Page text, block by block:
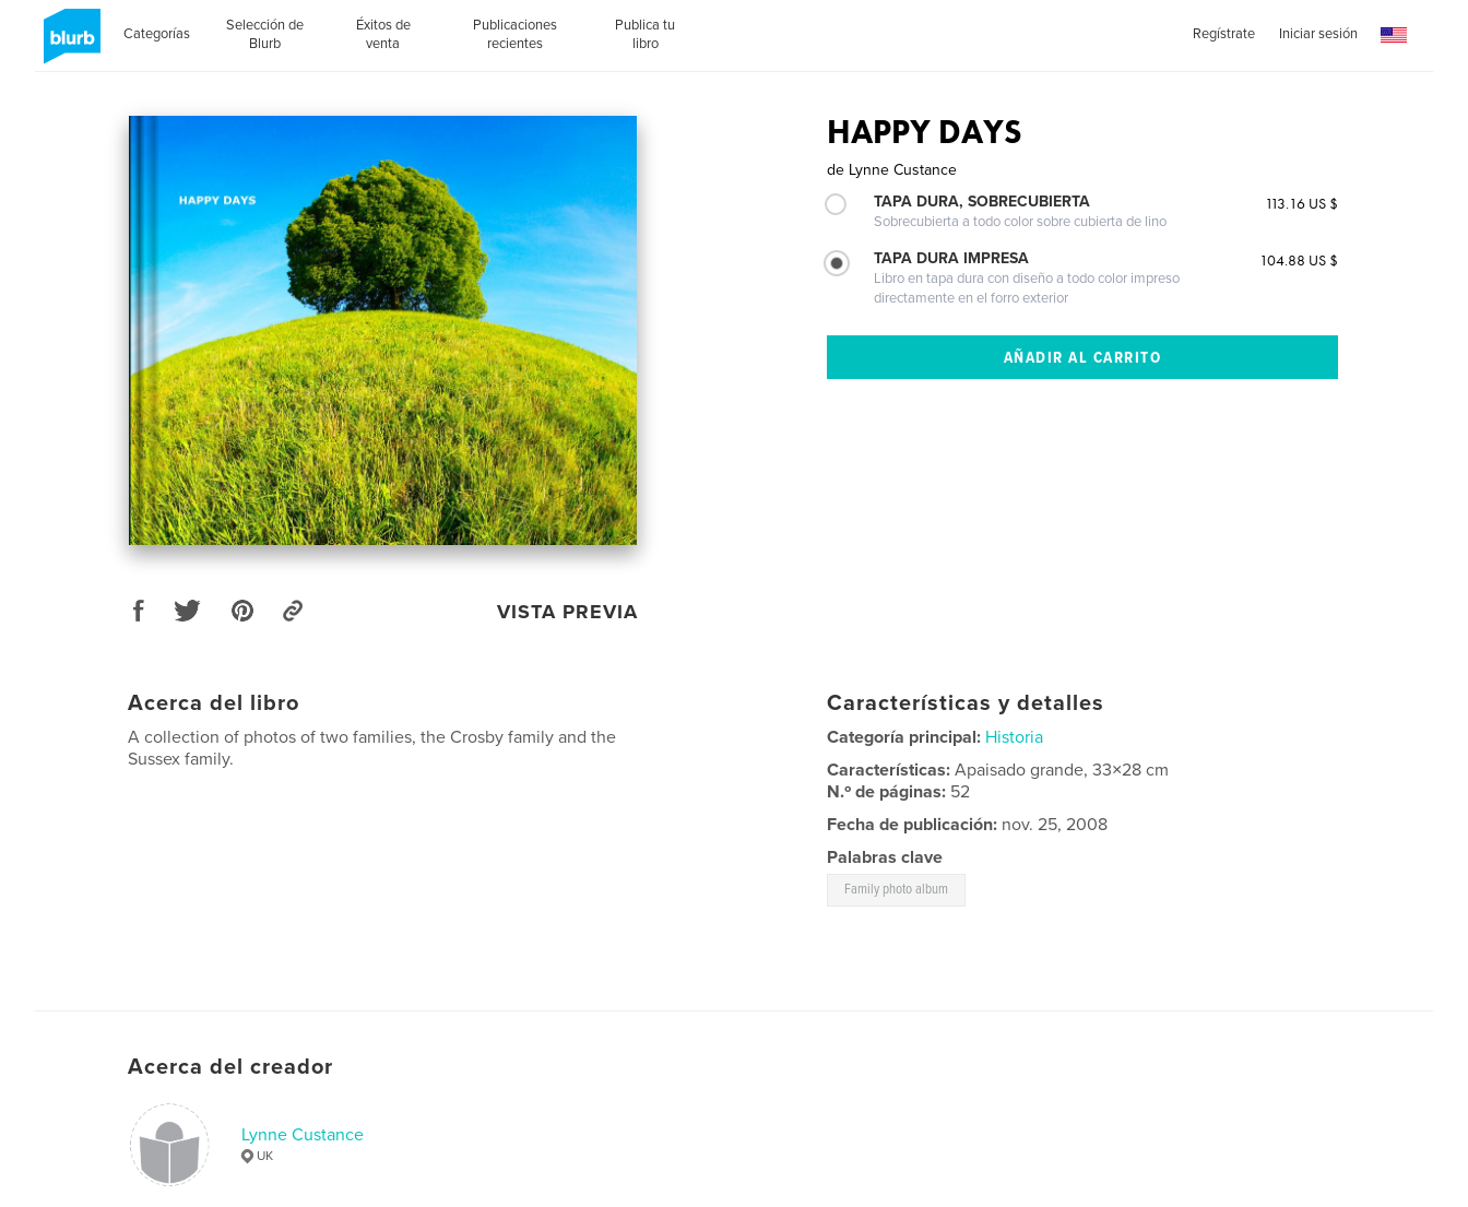
Categorías
Selección de
Blurb
Éxitos de
venta
Publicaciones
recientes
Publica tu
libro
Regístrate Iniciar sesión
VISTA PREVIA
HAPPY DAYS
de Lynne Custance
TAPA DURA, SOBRECUBIERTA
Sobrecubierta a todo color sobre cubierta de lino
113.16 US $
TAPA DURA IMPRESA
Libro en tapa dura con diseño a todo color impreso
directamente en el forro exterior
104.88 US $
Acerca del libro
A collection of photos of two families, the Crosby family and the
Sussex family.
Características y detalles
Categoría principal: Historia
Características:Apaisado grande, 33×28 cm
N.º de páginas: 52
Fecha de publicación: nov. 25, 2008
Palabras clave
Family photo album
Acerca del creador
Lynne Custance
UK